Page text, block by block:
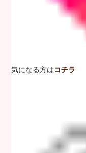
気になる方はコチラ